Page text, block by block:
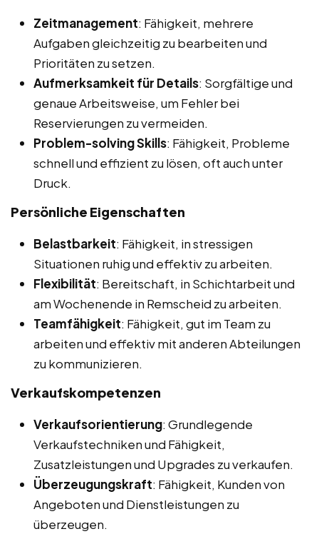
Zeitmanagement: Fähigkeit, mehrere
Aufgaben gleichzeitig zu bearbeiten und
Prioritäten zu setzen.
Aufmerksamkeit für Details: Sorgfältige und
genaue Arbeitsweise, um Fehler bei
Reservierungen zu vermeiden.
Problem-solving Skills: Fähigkeit, Probleme
schnell und effizient zu lösen, oft auch unter
Druck.
Persönliche Eigenschaften
Belastbarkeit: Fähigkeit, in stressigen
Situationen ruhig und effektiv zu arbeiten.
Flexibilität: Bereitschaft, in Schichtarbeit und
am Wochenende in Remscheid zu arbeiten.
Teamfähigkeit: Fähigkeit, gut im Team zu
arbeiten und effektiv mit anderen Abteilungen
zu kommunizieren.
Verkaufskompetenzen
Verkaufsorientierung: Grundlegende
Verkaufstechniken und Fähigkeit,
Zusatzleistungen und Upgrades zu verkaufen.
Überzeugungskraft: Fähigkeit, Kunden von
Angeboten und Dienstleistungen zu
überzeugen.